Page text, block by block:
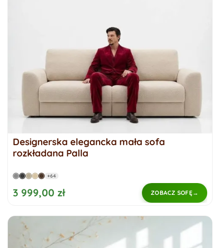
Designerska elegancka mała sofa
rozkładana Palla
+64
3 999,00 zł ZOBACZ SOFĘ